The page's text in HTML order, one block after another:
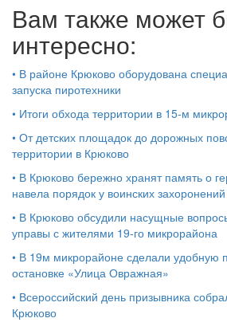
Вам также может
интересно:
• В районе Крюково оборудована
запуска пиротехники
• Итоги обхода территории в 15‑м
• От детских площадок до дорожных
территории в Крюково
• В Крюково бережно хранят память о
навела порядок у воинских
• В Крюково обсудили насущные
управы с жителями 19‑го микрорайона
• В 19м микрорайоне сделали удобную
остановке «Улица Овражная»
• Всероссийский день призывника
Крюково